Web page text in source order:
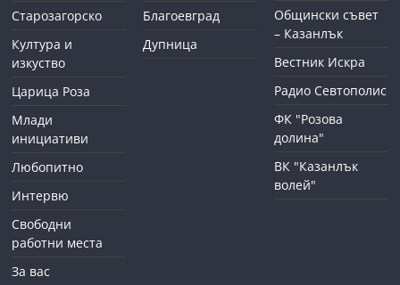
Старозагорско
Култура и
изкуство
Царица Роза
Млади
инициативи
Любопитно
Интервю
Свободни
работни места
За вас
Благоевград
Дупница
Общински съвет
– Казанлък
Вестник Искра
Радио Севтополис
ФК "Розова
долина"
ВК "Казанлък
волей"